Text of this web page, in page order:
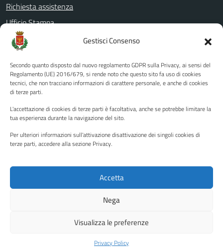
Gestisci Consenso
Secondo quanto disposto dal nuovo regolamento GDPR sulla Privacy, ai sensi del
Regolamento (UE) 2016/679, si rende noto che questo sito fa uso di cookies
tecnici, che non tracciano informazioni di carattere personale, e anche di cookies
di terze parti.
L'accettazione di cookies di terze parti è facoltativa, anche se potrebbe limitare la
tua esperienza durante la navigazione del sito.
Per ulteriori informazioni sull'attivazione disattivazione dei singoli cookies di
terze parti, accedere alla sezione Privacy.
Accetta
Nega
Visualizza le preferenze
Privacy Policy
Richiesta assistenza
Ufficio Stampa
Amministrazione Trasparente
Albo pretorio
Informativa privacy
Note legali
Piano di miglioramento del sito
Instagram